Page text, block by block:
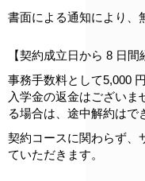
書面による通知により、
【契約成立日から 8 日間
事務手数料として5,000
入学金の返金はございま
る場合は、途中解約はで
契約コースに関わらず、
ていただきます。